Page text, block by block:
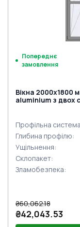
Попереднє
замовлення
Вікна 2000x1800
aluminium з двох
Профільна система
Глибина профілю:
Ущільнення:
Склопакет:
Зламобезпека:
₴60,062.18
₴42,043.53